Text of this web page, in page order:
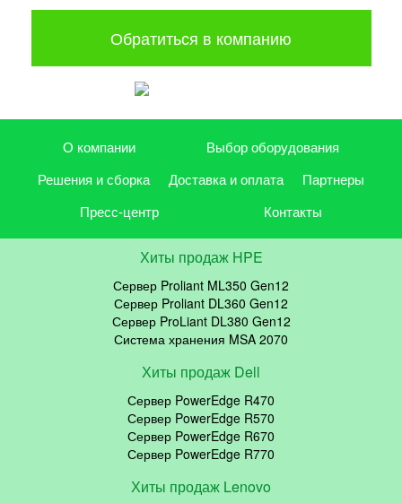
Обратиться в компанию
О компании
Выбор оборудования
Решения и сборка
Доставка и оплата
Партнеры
Пресс-центр
Контакты
Хиты продаж HPE
Сервер Proliant ML350 Gen12
Сервер Proliant DL360 Gen12
Сервер ProLiant DL380 Gen12
Система хранения MSA 2070
Хиты продаж Dell
Сервер PowerEdge R470
Сервер PowerEdge R570
Сервер PowerEdge R670
Сервер PowerEdge R770
Хиты продаж Lenovo